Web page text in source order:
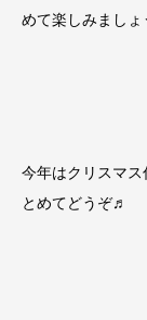
めて楽しみましょ
今年はクリスマ
とめてどうぞ♬